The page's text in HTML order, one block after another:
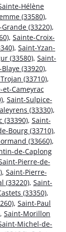
Hélène
(33580),
(33220),
, Sainte-Croix-
, Saint-Yzan-
(33580), Saint-
(33920),
(33710),
Cameyrac
, Saint-Sulpice-
(33330),
(33390), Saint-
Bourg (33710),
(33660),
de-Caplong
Pierre-de-
, Saint-Pierre-
(33220), Saint-
(33350),
, Saint-Paul
, Saint-Morillon
Michel-de-